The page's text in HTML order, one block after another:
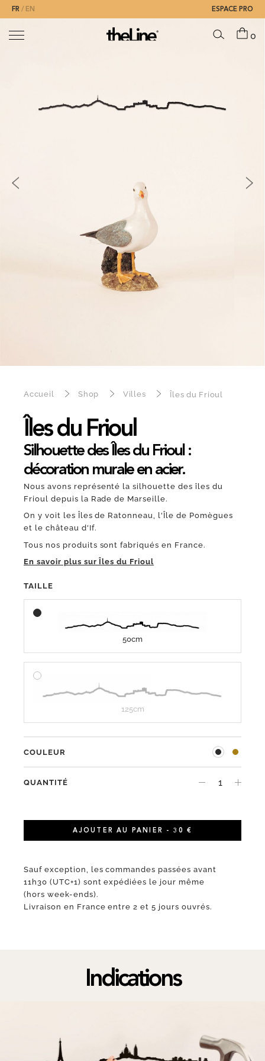
FR EN ESPACE PRO
0
Accueil Shop Villes Îles du Frioul
Îles du Frioul
Silhouette des Îles du Frioul :
décoration murale en acier.
Nous avons représenté la silhouette des îles du
Frioul depuis la Rade de Marseille.
On y voit les Îles de Ratonneau, l'Île de Pomègues
et le château d'If.
Tous nos produits sont fabriqués en France.
En savoir plus sur Îles du Frioul
TAILLE
50cm
125cm
COULEUR
QUANTITÉ
AJOUTER AU PANIER - 30 €
Sauf exception, les commandes passées avant
11h30 (UTC+1) sont expédiées le jour même
(hors week-ends).
Livraison en France entre 2 et 5 jours ouvrés.
Indications